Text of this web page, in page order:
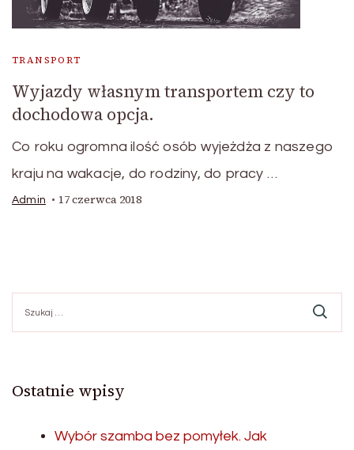
TRANSPORT
Wyjazdy własnym transportem czy to
dochodowa opcja.
Co roku ogromna ilość osób wyjeżdża z naszego
kraju na wakacje, do rodziny, do pracy …
Admin 17 czerwca 2018
Ostatnie wpisy
Wybór szamba bez pomyłek. Jak